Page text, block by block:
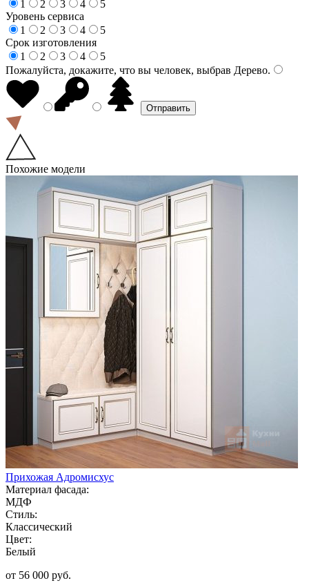
1
2 3 4
5
Уровень сервиса
1
2 3 4
5
Срок изготовления
1
2 3 4
5
Пожалуйста, докажите, что вы человек, выбрав Дерево.
Похожие модели
Прихожая Адромисхус
Материал фасада:
МДФ
Стиль:
Классический
Цвет:
Белый
от 56 000 руб.